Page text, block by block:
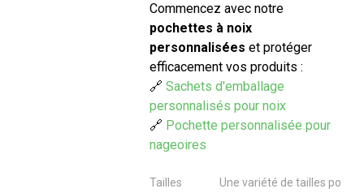
Commencez avec notre
pochettes à noix
personnalisées et protéger
efficacement vos produits :
🔗 Sachets d'emballage
personnalisés pour noix
🔗 Pochette personnalisée pour
nageoires
Tailles
Une variété de tailles po